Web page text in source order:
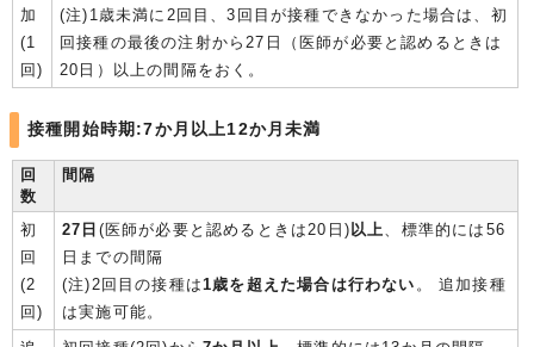
加
(1
回)
(注)1歳未満に2回目、3回目が接種できなかった場合は、初
回接種の最後の注射から27日（医師が必要と認めるときは
20日）以上の間隔をおく。
接種開始時期:7か月以上12か月未満
回
数
間隔
初
回
(2
回)
27日 (医師が必要と認めるときは20日)以上、標準的には56
日までの間隔
(注)2回目の接種は1歳を超えた場合は行わない 。 追加接種
は実施可能。